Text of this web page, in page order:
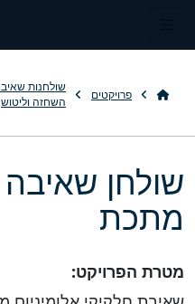
פרויקטים
שולחנות
השחזה וליטוש
שולחן שאיבה
מתכת
מטרת הפרויקט: